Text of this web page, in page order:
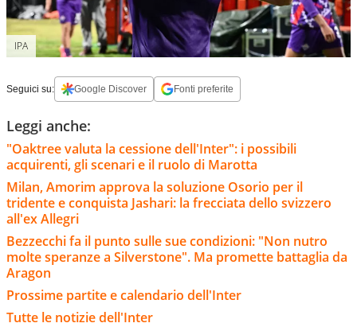
IPA
Seguici su: Google Discover Fonti preferite
Leggi anche:
"Oaktree valuta la cessione dell'Inter": i possibili
acquirenti, gli scenari e il ruolo di Marotta
Milan, Amorim approva la soluzione Osorio per il
tridente e conquista Jashari: la frecciata dello svizzero
all'ex Allegri
Bezzecchi fa il punto sulle sue condizioni: "Non nutro
molte speranze a Silverstone". Ma promette battaglia da
Aragon
Prossime partite e calendario dell'Inter
Tutte le notizie dell'Inter